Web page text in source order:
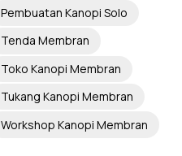
Pembuatan Kanopi Solo
Tenda Membran
Toko Kanopi Membran
Tukang Kanopi Membran
Workshop Kanopi Membran